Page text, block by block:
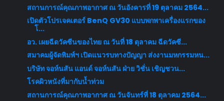
สถานการณ์คุณภาพอากาศ ณ วันอังคารที่ 19 ตุลาคม 2564...
เปิดตัวโปรเจคเตอร์ BenQ GV30 แบบพกพาเครื่องแรกของ
โ...
อว. เผยฉีดวัคซีนของไทย ณ วันที่ 18 ตุลาคม ฉีดวัคซี...
สมาคมผู้จัดพิมพ์ฯ เปิดแนวรบทางปัญญา ส่งงานมหกรรมหน...
บริษัท จอห์นสัน แอนด์ จอห์นสัน ฝ่าย วิชั่น เชิญชวน...
โรคผิวหนังที่มากับน้ำท่วม
สถานการณ์คุณภาพอากาศ ณ วันจันทร์ที่ 18 ตุลาคม 2564...